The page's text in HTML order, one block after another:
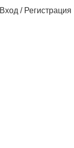
Вход / Регистрация